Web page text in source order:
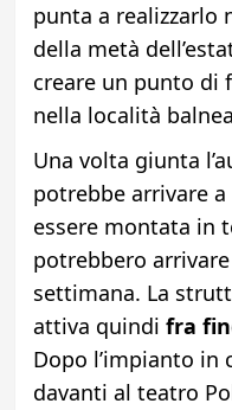
punta a realizzarlo
della metà
creare un punto di
nella località
Una volta giunta
potrebbe arrivare
essere montata in
potrebbero
settimana. La
attiva quindi fra
Dopo l’impianto in
davanti al teatro